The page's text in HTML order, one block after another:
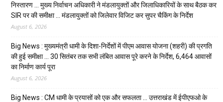
निस्तारण … मुख्य निर्वाचन अधिकारी ने मंडलायुक्तों और जिलाधिकारियों के साथ बैठक कर
SIR पर की समीक्षा … मंडलायुक्तों को जिलेवार विजिट कर सुपर चैकिंग के निर्देश
August 6, 2026
Big News : मुख्यमंत्री धामी के दिशा-निर्देशों में पीएम आवास योजना (शहरी) की प्रगति
की हुई समीक्षा … 30 सितंबर तक सभी लंबित आवास पूरे करने के निर्देश, 6,464 आवासों
का निर्माण कार्य पूरा
August 6, 2026
Big News : CM धामी के प्रयासों को एक और सफलता … उत्तराखंड में ईपीएफओ के